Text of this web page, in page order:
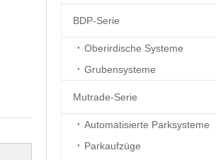
BDP-Serie
Oberirdische Systeme
Grubensysteme
Mutrade-Serie
Automatisierte Parksysteme
Parkaufzüge